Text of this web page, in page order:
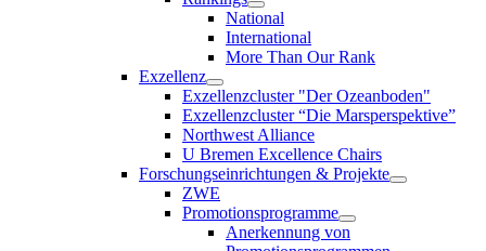
National
International
More Than Our Rank
Exzellenz
Exzellenzcluster "Der Ozeanboden"
Exzellenzcluster “Die Marsperspektive”
Northwest Alliance
U Bremen Excellence Chairs
Forschungseinrichtungen & Projekte
ZWE
Promotionsprogramme
Anerkennung von